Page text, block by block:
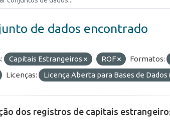
de dados encontrado
Capitais Estrangeiros ROF Formatos:
Licenças: Licença Aberta para Bases de
dos registros de capitais